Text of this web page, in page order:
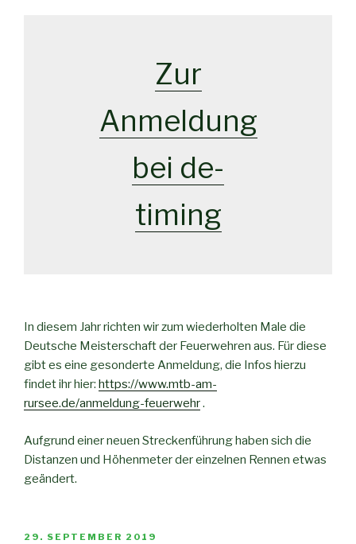
Zur
Anmeldung
bei de-
timing
In diesem Jahr richten wir zum wiederholten Male die
Deutsche Meisterschaft der Feuerwehren aus. Für diese
gibt es eine gesonderte Anmeldung, die Infos hierzu
findet ihr hier: https://www.mtb-am-
rursee.de/anmeldung-feuerwehr.
Aufgrund einer neuen Streckenführung haben sich die
Distanzen und Höhenmeter der einzelnen Rennen etwas
geändert.
VERÖFFENTLICHT
29. SEPTEMBER 2019